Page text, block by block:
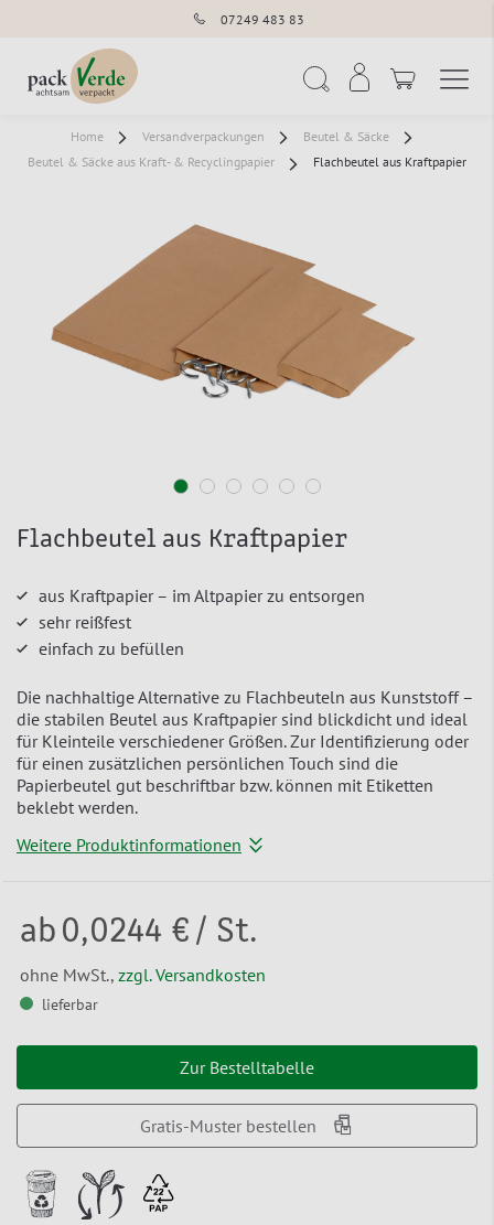
07249 483 83
Home Versandverpackungen
Beutel & Säcke
Beutel & Säcke aus Kraft- & Recyclingpapier
Flachbeutel aus Kraftpapier
Flachbeutel aus Kraftpapier
aus Kraftpapier – im Altpapier zu entsorgen
sehr reißfest
einfach zu befüllen
Die nachhaltige Alternative zu Flachbeuteln aus Kunststoff –
die stabilen Beutel aus Kraftpapier sind blickdicht und ideal
für Kleinteile verschiedener Größen. Zur Identifizierung oder
für einen zusätzlichen persönlichen Touch sind die
Papierbeutel gut beschriftbar bzw. können mit Etiketten
beklebt werden.
Weitere Produktinformationen
ab 0,0244 € / St.
ohne MwSt., zzgl. Versandkosten
lieferbar
Zur Bestelltabelle
Gratis-Muster bestellen